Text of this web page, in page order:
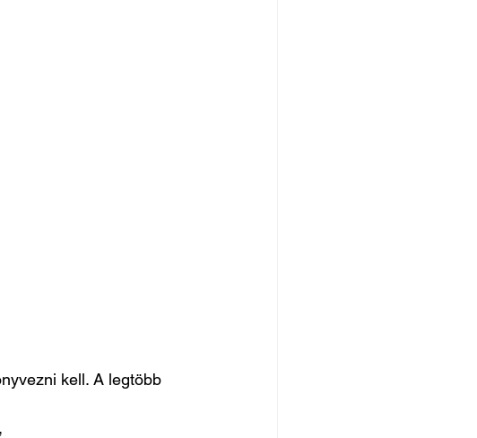
kell. A legtöbb